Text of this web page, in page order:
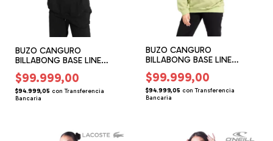
BUZO CANGURO
BILLABONG BASE LINE
(BG146313)
$99.999,00
$94.999,05 con Transferencia
Bancaria
BUZO CANGURO
BILLABONG BASE LINE
(BG146314)
$99.999,00
$94.999,05 con Transferencia
Bancaria